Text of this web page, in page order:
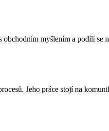
myšlením a podílí se
Jeho práce stojí na